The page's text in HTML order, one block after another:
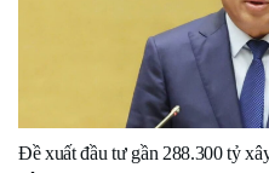
Đề xuất đầu tư gần 288.300 tỷ